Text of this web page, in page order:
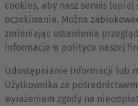
cookies, aby nasz serwis lepiej
oczekiwania. Można
zmieniając ustawienia
informacje w polityce naszej
Udostępnianie informacji lub
Użytkownika za
wyrażeniem zgody na